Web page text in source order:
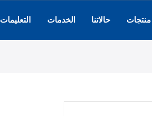
منتجات حالاتنا الخدمات التعليمات